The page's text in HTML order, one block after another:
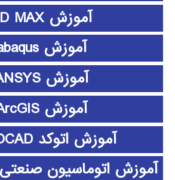
آموزش 3D MAX
آموزش abaqus
آموزش ANSYS
آموزش ArcGIS
آموزش اتوکد AUTOCAD